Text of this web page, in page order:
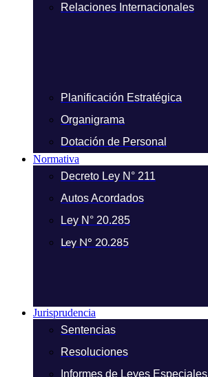
Relaciones Internacionales
Planificación Estratégica
Organigrama
Dotación de Personal
Normativa
Decreto Ley N° 211
Autos Acordados
Ley N° 20.285
Ley N° 20.285
Jurisprudencia
Sentencias
Resoluciones
Informes de Leyes Especiales